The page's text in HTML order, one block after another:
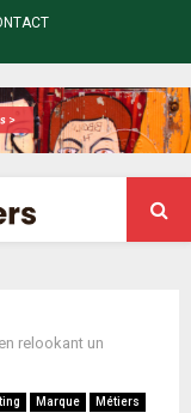
relookant un
Marque Métiers